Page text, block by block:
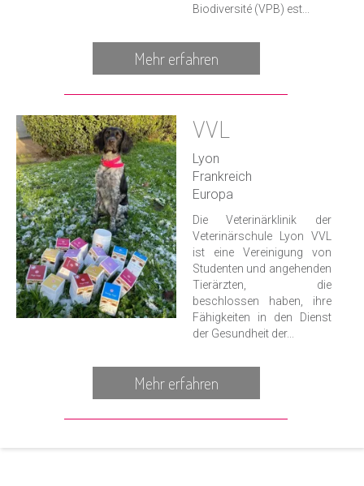
Biodiversité (VPB) est...
Mehr erfahren
VVL
Lyon
Frankreich
Europa
Die Veterinärklinik der
Veterinärschule Lyon VVL
ist eine Vereinigung von
Studenten und angehenden
Tierärzten, die
beschlossen haben, ihre
Fähigkeiten in den Dienst
der Gesundheit der...
Mehr erfahren